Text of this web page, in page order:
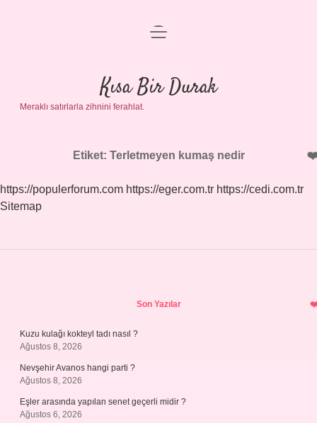
Anasayfa
Gizlilik Politikası
Yasal Uyarı
menüyü
Kısa Bir Durak
Meraklı satırlarla zihnini ferahlat.
Etiket: Terletmeyen kumaş nedir
https://populerforum.com https://eger.com.tr https://cedi.com.tr
Sitemap
Son Yazılar
Kuzu kulağı kokteyl tadı nasıl ?
Ağustos 8, 2026
Nevşehir Avanos hangi parti ?
Ağustos 8, 2026
Eşler arasında yapılan senet geçerli midir ?
Ağustos 6, 2026